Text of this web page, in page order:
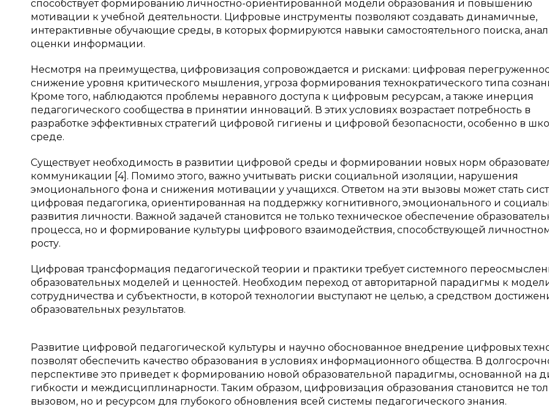
способствует формированию личностно-ориентированной модели образования и повышению
мотивации к учебной деятельности. Цифровые инструменты позволяют создавать динамичные,
интерактивные обучающие среды, в которых формируются навыки самостоятельного поиска,
оценки информации.
Несмотря на преимущества, цифровизация сопровождается и рисками: цифровая
снижение уровня критического мышления, угроза формирования технократического типа
Кроме того, наблюдаются проблемы неравного доступа к цифровым ресурсам, а также инерция
педагогического сообщества в принятии инноваций. В этих условиях возрастает потребность в
разработке эффективных стратегий цифровой гигиены и цифровой безопасности, особенно в
среде.
Существует необходимость в развитии цифровой среды и формировании новых норм
коммуникации [4]. Помимо этого, важно учитывать риски социальной изоляции, нарушения
эмоционального фона и снижения мотивации у учащихся. Ответом на эти вызовы может стать
цифровая педагогика, ориентированная на поддержку когнитивного, эмоционального и
развития личности. Важной задачей становится не только техническое обеспечение
процесса, но и формирование культуры цифрового взаимодействия, способствующей
росту.
Цифровая трансформация педагогической теории и практики требует системного
образовательных моделей и ценностей. Необходим переход от авторитарной парадигмы к
сотрудничества и субъектности, в которой технологии выступают не целью, а средством
образовательных результатов.
Развитие цифровой педагогической культуры и научно обоснованное внедрение цифровых
позволят обеспечить качество образования в условиях информационного общества. В
перспективе это приведет к формированию новой образовательной парадигмы, основанной на
гибкости и междисциплинарности. Таким образом, цифровизация образования становится не
вызовом, но и ресурсом для глубокого обновления всей системы педагогического знания.